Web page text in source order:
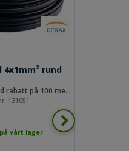
rund
Pris pr meter, god rabatt på 100 meter
131051
på vårt lager